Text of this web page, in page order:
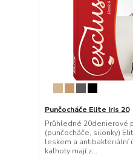
Punčocháče Elite Iris 20
Průhledné 20denierové
(punčocháče, silonky)
leskem a antibakteriální
kalhoty mají z...